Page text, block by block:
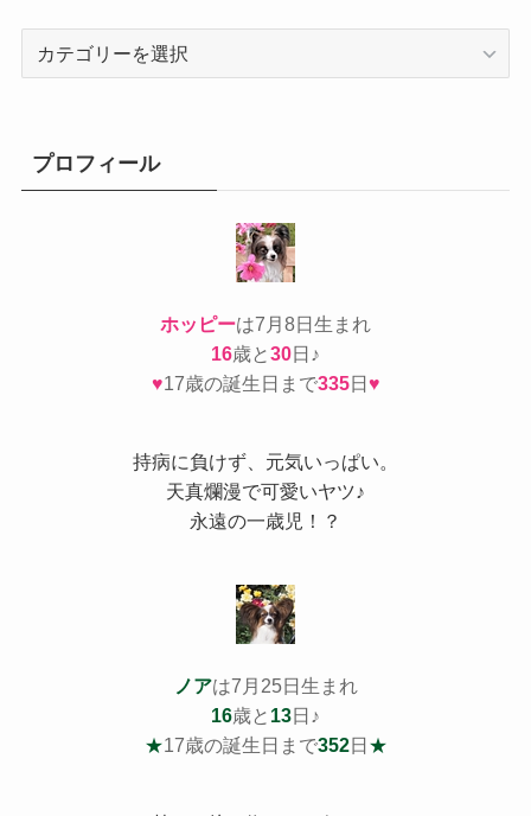
ープロフィール
ホッピーは7月8日生まれ
16歳と30日♪
♥17歳の誕生日まで335日♥
持病に負けず、元気いっぱい。
天真爛漫で可愛いヤツ♪
永遠の一歳児！？
ノアは7月25日生まれ
16歳と 13日♪
★17歳の誕生日まで352日 ★